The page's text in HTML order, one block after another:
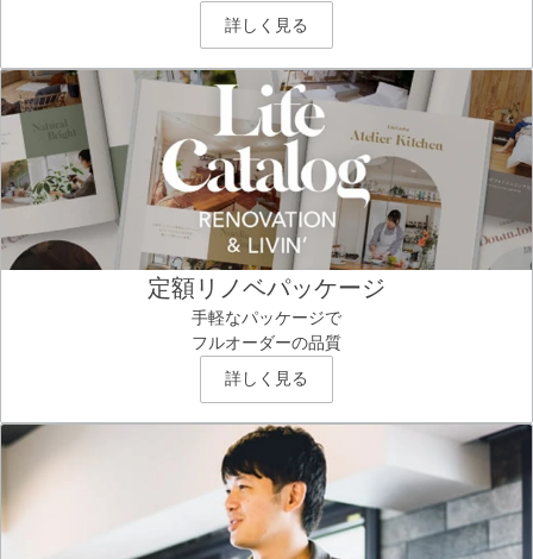
詳しく見る
定額リノベパッケージ
手軽なパッケージで
フルオーダーの品質
詳しく見る